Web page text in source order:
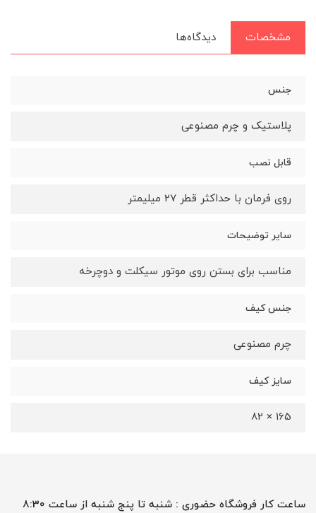
مشخصات دیدگاه‌ها
جنس
پلاستیک و چرم مصنوعی
قابل نصب
روی فرمان با حداکثر قطر 27 میلیمتر
سایر توضیحات
مناسب برای بستن روی موتور سیکلت و دوچرخه
جنس کیف
چرم مصنوعی
سایز کیف
165 × 82
ساعت کار فروشگاه حضوری : شنبه تا پنج شنبه از ساعت 8:30